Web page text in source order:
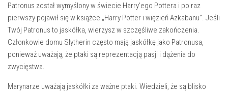
Patronus został wymyślony w świecie Harry’ego Pottera i po raz
pierwszy pojawił się w książce „Harry Potter i więzień Azkabanu”. Jeśli
Twój Patronus to jaskółka, wierzysz w szczęśliwe zakończenia.
Członkowie domu Slytherin często mają jaskółkę jako Patronusa,
ponieważ uważają, że ptaki są reprezentacją pasji i dążenia do
zwycięstwa.
Marynarze uważają jaskółki za ważne ptaki. Wiedzieli, że są blisko